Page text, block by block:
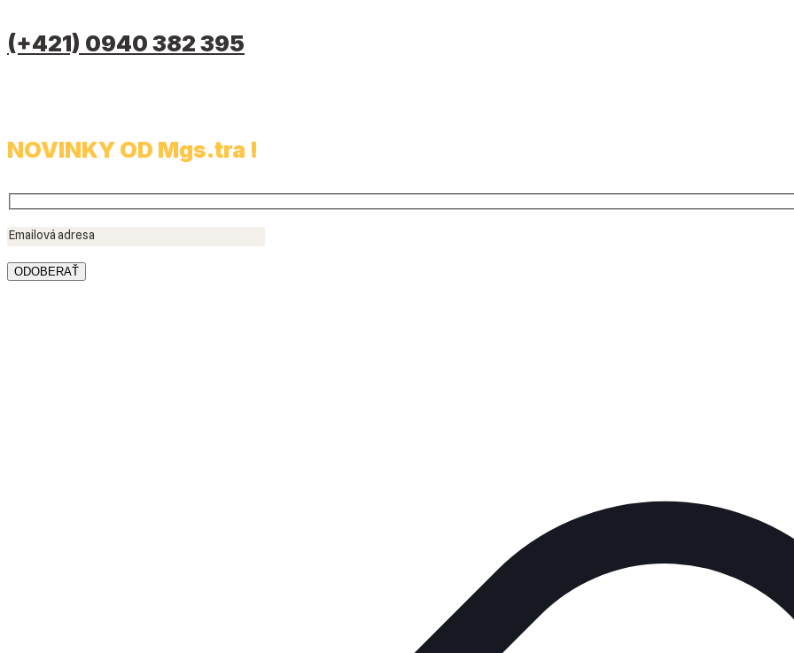
(+421) 0940 382 395
NOVINKY OD Mgs.tra !